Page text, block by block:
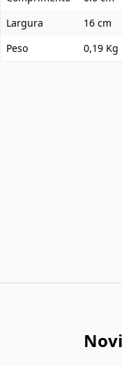
Largura
16 cm
Peso
0,19 Kg